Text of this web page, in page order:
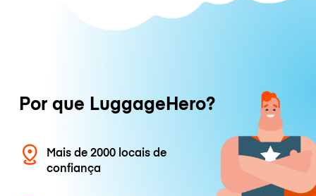
Por que LuggageHero?
Mais de 2000 locais de
confiança